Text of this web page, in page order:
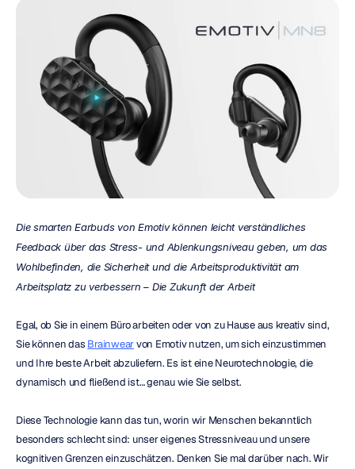
Die smarten Earbuds von Emotiv können leicht verständliches
Feedback über das Stress- und Ablenkungsniveau geben, um das
Wohlbefinden, die Sicherheit und die Arbeitsproduktivität am
Arbeitsplatz zu verbessern – Die Zukunft der Arbeit
Egal, ob Sie in einem Büro arbeiten oder von zu Hause aus kreativ sind,
Sie können das Brainwear von Emotiv nutzen, um sich einzustimmen
und Ihre beste Arbeit abzuliefern. Es ist eine Neurotechnologie, die
dynamisch und fließend ist… genau wie Sie selbst.
Diese Technologie kann das tun, worin wir Menschen bekanntlich
besonders schlecht sind: unser eigenes Stressniveau und unsere
kognitiven Grenzen einzuschätzen. Denken Sie mal darüber nach. Wir